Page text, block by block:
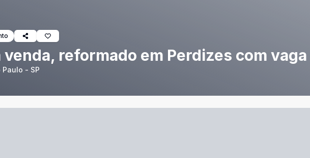
reformado em Perdizes com
- SP